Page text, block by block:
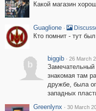
Какой магазин
Guaglione ·
Кто помнит - тут
b
biggib · 26 March
знакомая там
дружбе, была
западных
Greenlynx · 30 March